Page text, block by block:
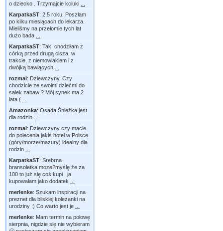
o dziecko . Trzymajcie kciuki
KarpatkaST: 2,5 roku. Poszłam
po kilku miesiącach do lekarza.
Mieliśmy na przełomie tych lat
dużo bada
KarpatkaST: Tak, chodziłam z
córką przed drugą cisza, w
trakcie, z niemowlakiem i z
dwójką bawiących
rozmal: Dziewczyny, Czy
chodzicie ze swoimi dziećmi do
salek zabaw ? Mój synek ma 2
lata (
Amazonka: Osada Śnieżka jest
dla rodzin.
rozmal: Dziewczyny czy macie
do polecenia jakiś hotel w Polsce
(góry/morze/mazury) idealny dla
rodzin
KarpatkaST: Srebrna
bransoletka moze?myślę że za
100 to już się coś kupi , ja
kupowałam jako dodatek
merlenke: Szukam inspiracji na
preznet dla bliskiej koleżanki na
urodziny :) Co warto jest je
merlenke: Mam termin na połowę
sierpnia, nigdzie się nie wybieram